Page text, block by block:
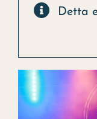
Konferens
Detta